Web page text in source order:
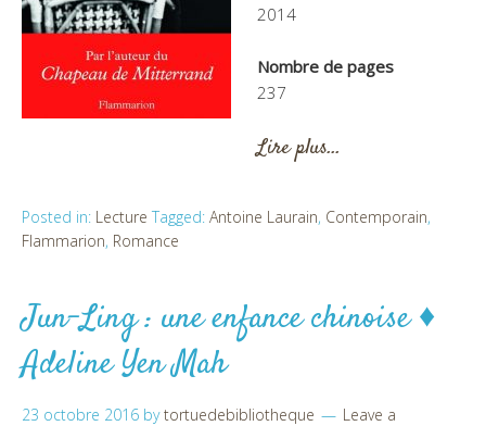
2014
Nombre de pages
237
Lire plus…
Posted in: Lecture Tagged: Antoine Laurain, Contemporain,
Flammarion, Romance
Jun-Ling : une enfance chinoise ♦
Adeline Yen Mah
23 octobre 2016 bytortuedebibliotheque
Leave a